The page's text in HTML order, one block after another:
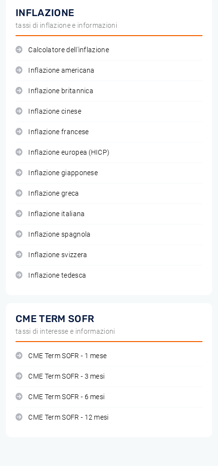
INFLAZIONE
tassi di inflazione e informazioni
Calcolatore dell'inflazione
Inflazione americana
Inflazione britannica
Inflazione cinese
Inflazione francese
Inflazione europea (HICP)
Inflazione giapponese
Inflazione greca
Inflazione italiana
Inflazione spagnola
Inflazione svizzera
Inflazione tedesca
CME TERM SOFR
tassi di interesse e informazioni
CME Term SOFR - 1 mese
CME Term SOFR - 3 mesi
CME Term SOFR - 6 mesi
CME Term SOFR - 12 mesi